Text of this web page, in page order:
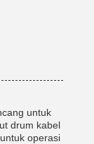
untuk
drum kabel
operasi